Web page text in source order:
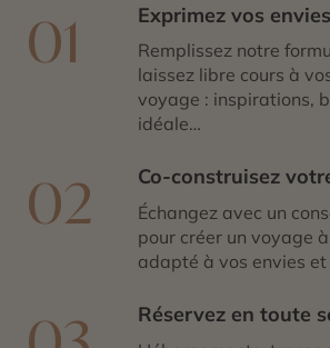
01 Exprimez vos envies
Remplissez notre
laissez libre cours à
voyage : inspirations,
idéale…
02 Co-construisez
Échangez avec un
pour créer un voyage
adapté à vos envies
Réservez en toute